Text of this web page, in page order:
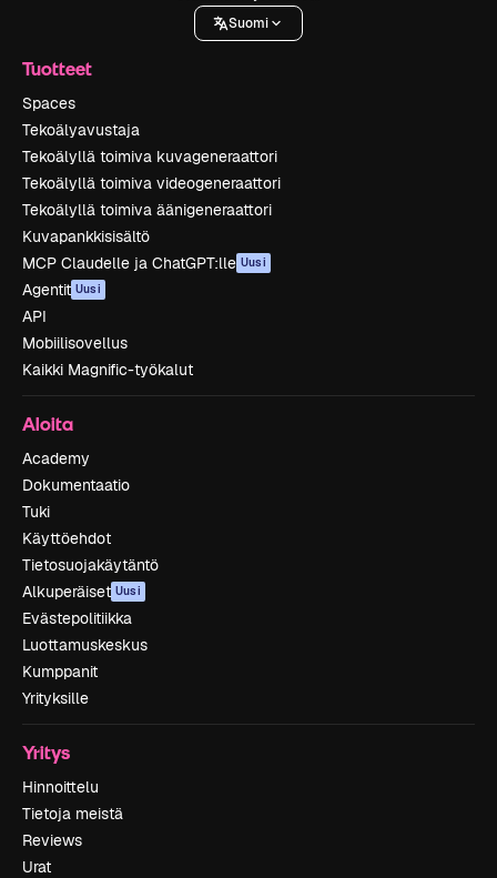
Suomi
Tuotteet
Spaces
Tekoälyavustaja
Tekoälyllä toimiva kuvageneraattori
Tekoälyllä toimiva videogeneraattori
Tekoälyllä toimiva äänigeneraattori
Kuvapankkisisältö
MCP Claudelle ja ChatGPT:lle Uusi
Agentit Uusi
API
Mobiilisovellus
Kaikki Magnific-työkalut
Aloita
Academy
Dokumentaatio
Tuki
Käyttöehdot
Tietosuojakäytäntö
Alkuperäiset Uusi
Evästepolitiikka
Luottamuskeskus
Kumppanit
Yrityksille
Yritys
Hinnoittelu
Tietoja meistä
Reviews
Urat